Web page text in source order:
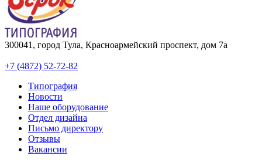
300041, город Тула, Красноармейский проспект, дом 7а
+7 (4872) 52-72-82
Типография
Новости
Наше оборудование
Отдел дизайна
Письмо директору
Отзывы
Вакансии